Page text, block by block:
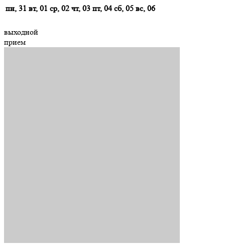
пн, 31 вт, 01 ср, 02 чт, 03 пт, 04 сб, 05 вс, 06
выходной
прием